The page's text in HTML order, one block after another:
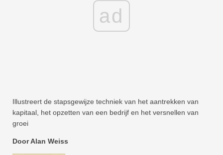
ad
Illustreert de stapsgewijze techniek van het aantrekken van
kapitaal, het opzetten van een bedrijf en het versnellen van
groei
Door Alan Weiss